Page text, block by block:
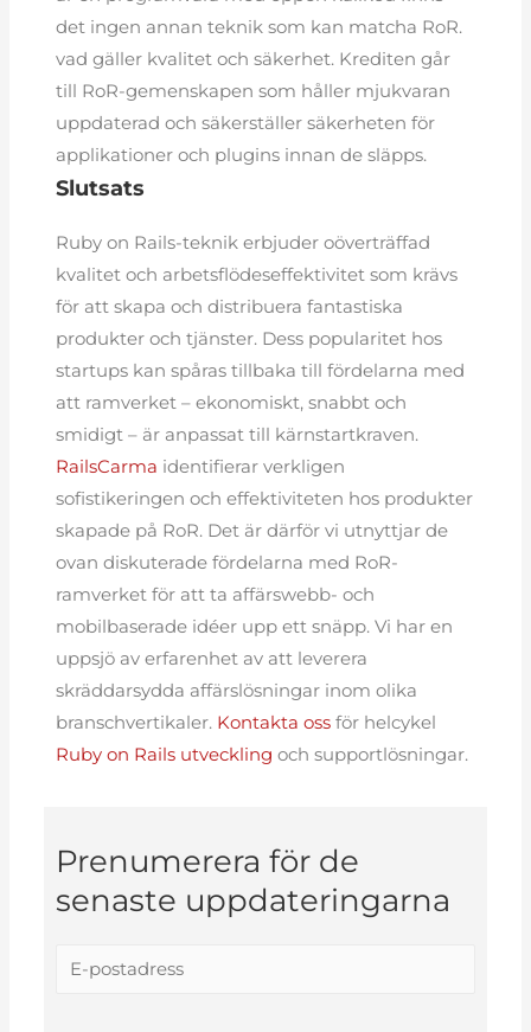
det ingen annan teknik som kan matcha RoR.
vad gäller kvalitet och säkerhet. Krediten går
till RoR-gemenskapen som håller mjukvaran
uppdaterad och säkerställer säkerheten för
applikationer och plugins innan de släpps.
Slutsats
Ruby on Rails-teknik erbjuder oöverträffad
kvalitet och arbetsflödeseffektivitet som krävs
för att skapa och distribuera fantastiska
produkter och tjänster. Dess popularitet hos
startups kan spåras tillbaka till fördelarna med
att ramverket – ekonomiskt, snabbt och
smidigt – är anpassat till kärnstartkraven.
RailsCarma identifierar verkligen
sofistikeringen och effektiviteten hos produkter
skapade på RoR. Det är därför vi utnyttjar de
ovan diskuterade fördelarna med RoR-
ramverket för att ta affärswebb- och
mobilbaserade idéer upp ett snäpp. Vi har en
uppsjö av erfarenhet av att leverera
skräddarsydda affärslösningar inom olika
branschvertikaler. Kontakta oss för helcykel
Ruby on Rails utveckling och supportlösningar.
Prenumerera för de
senaste uppdateringarna